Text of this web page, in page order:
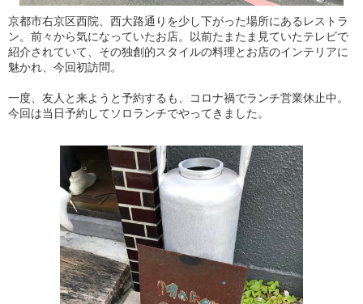
京都市右京区西院、西大路通りを少し下がった場所にあるレストラ
ン。前々から気になっていたお店。以前たまたま見ていたテレビで
紹介されていて、その独創的スタイルの料理とお店のインテリアに
魅かれ、今回初訪問。
一度、友人と来ようと予約するも、コロナ禍でランチ営業休止中。
今回は当日予約してソロランチでやってきました。